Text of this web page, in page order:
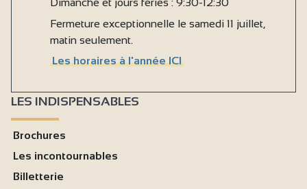
Dimanche et jours fériés : 9:30-12:30
Fermeture exceptionnelle le samedi 11 juillet,
matin seulement.
Les horaires à l'année ICI
LES INDISPENSABLES
Brochures
Les incontournables
Billetterie